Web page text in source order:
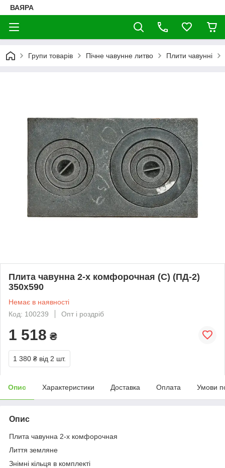
ВАЯРА
Групи товарів Пічне чавунне литво Плити чавунні
Плита чавунна 2-х комфорочная (С) (ПД-2)
350х590
Немає в наявності
Код: 100239
Опт і роздріб
1 518 ₴
1 380 ₴ від 2 шт.
Опис Характеристики Доставка Оплата Умови
Опис
Плита чавунна 2-х комфорочная
Лиття земляне
Знімні кільця в комплекті